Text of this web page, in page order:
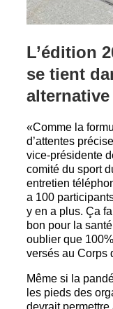
L’édition
se tient
alternative
«Comme la
d’attentes
vice-présidente
comité du sport
entretien
a 100
y en a plus. Ça
bon pour la
oublier que
versés au Corps
Même si la
les pieds des
devrait